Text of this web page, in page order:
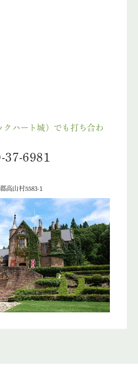
クハート城）でも打ち合わ
37-6981
高山村5583-1